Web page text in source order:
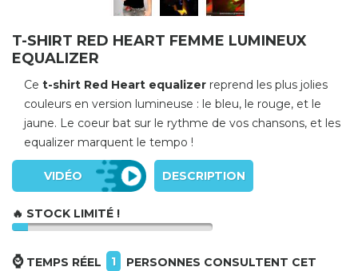
T-SHIRT RED HEART FEMME LUMINEUX
EQUALIZER
Ce t-shirt Red Heart equalizer reprend les plus jolies
couleurs en version lumineuse : le bleu, le rouge, et le
jaune. Le coeur bat sur le rythme de vos chansons, et les
equalizer marquent le tempo !
VIDÉO DESCRIPTION
🔥 STOCK LIMITÉ !
⌚TEMPS RÉEL 1
PERSONNES CONSULTENT CET